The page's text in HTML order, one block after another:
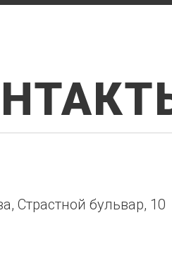
Страстной бульвар, 10